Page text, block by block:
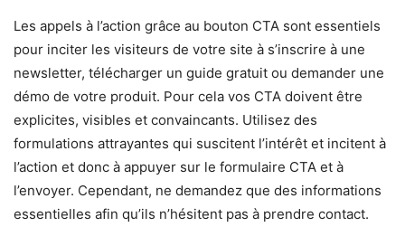
Les appels à l’action grâce au bouton CTA sont essentiels
pour inciter les visiteurs de votre site à s’inscrire à une
newsletter, télécharger un guide gratuit ou demander une
démo de votre produit. Pour cela vos CTA doivent être
explicites, visibles et convaincants. Utilisez des
formulations attrayantes qui suscitent l’intérêt et incitent à
l’action et donc à appuyer sur le formulaire CTA et à
l’envoyer. Cependant, ne demandez que des informations
essentielles afin qu’ils n’hésitent pas à prendre contact.